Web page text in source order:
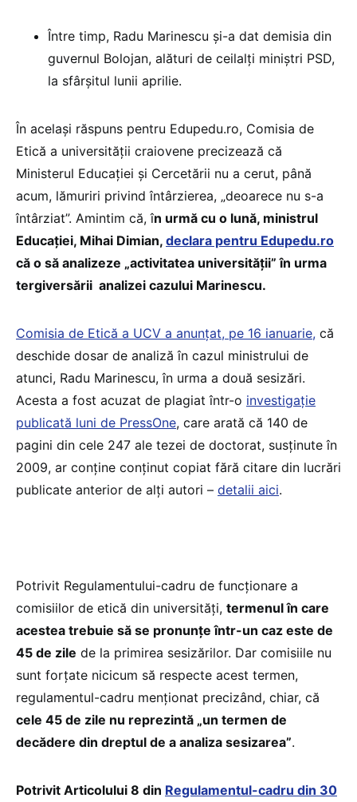
Între timp, Radu Marinescu și-a dat demisia din
guvernul Bolojan, alături de ceilalți miniștri PSD,
la sfârșitul lunii aprilie.
În același răspuns pentru Edupedu.ro, Comisia de
Etică a universității craiovene precizează că
Ministerul Educației și Cercetării nu a cerut, până
acum, lămuriri privind întârzierea, „deoarece nu s-a
întârziat”. Amintim că, în urmă cu o lună, ministrul
Educației, Mihai Dimian, declara pentru Edupedu.ro
că o să analizeze „activitatea universității” în urma
tergiversării analizei cazului Marinescu.
Comisia de Etică a UCV a anunțat, pe 16 ianuarie, că
deschide dosar de analiză în cazul ministrului de
atunci, Radu Marinescu, în urma a două sesizări.
Acesta a fost acuzat de plagiat într-o investigație
publicată luni de PressOne, care arată că 140 de
pagini din cele 247 ale tezei de doctorat, susținute în
2009, ar conține conținut copiat fără citare din lucrări
publicate anterior de alți autori – detalii aici.
Potrivit Regulamentului-cadru de funcționare a
comisiilor de etică din universități, termenul în care
acestea trebuie să se pronunțe într-un caz este de
45 de zile de la primirea sesizărilor. Dar comisiile nu
sunt forțate nicicum să respecte acest termen,
regulamentul-cadru menționat precizând, chiar, că
cele 45 de zile nu reprezintă „un termen de
decădere din dreptul de a analiza sesizarea”.
Potrivit Articolului 8 din Regulamentul-cadru din 30